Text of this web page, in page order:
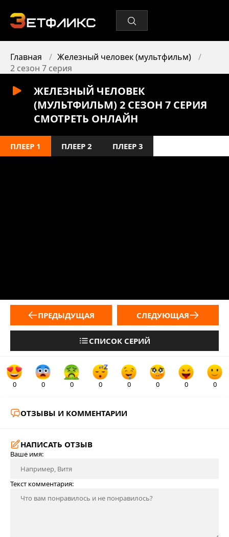
Главная
Железный человек (мультфильм)
2 сезон 7 серия
ЖЕЛЕЗНЫЙ ЧЕЛОВЕК
(МУЛЬТФИЛЬМ) 2 СЕЗОН 7 СЕРИЯ
СМОТРЕТЬ ОНЛАЙН
ПЛЕЕР 1 ПЛЕЕР 2 ПЛЕЕР 3
ПРЕДЫДУЩАЯ
СПИСОК СЕРИЙ
СЛЕДУЮЩАЯ
0 0 0 0 0 0 0 0
ОТЗЫВЫ И КОММЕНТАРИИ
НАПИСАТЬ ОТЗЫВ
Ваше имя:
Текст комментария: